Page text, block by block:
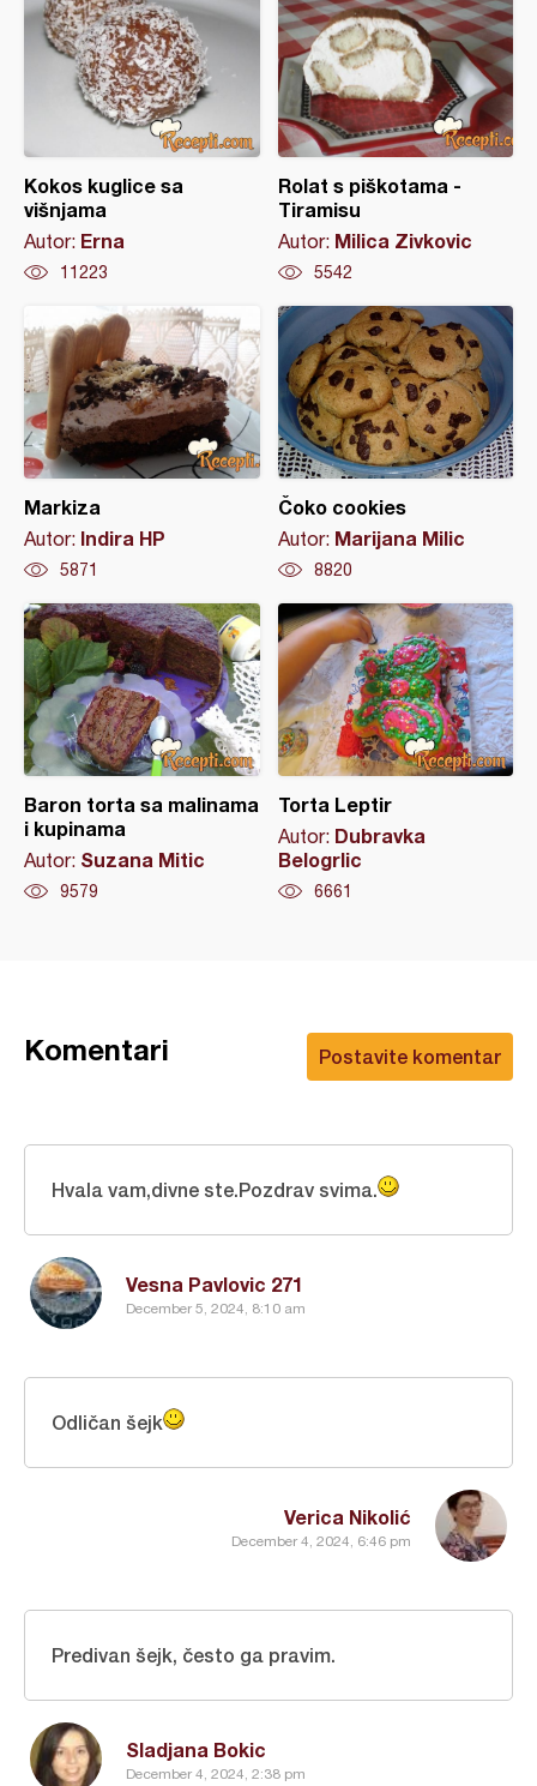
Kokos kuglice sa
višnjama
Autor: Erna
11223
Rolat s piškotama -
Tiramisu
Autor: Milica Zivkovic
5542
Markiza
Autor: Indira HP
5871
Čoko cookies
Autor: Marijana Milic
8820
Baron torta sa malinama
i kupinama
Autor: Suzana Mitic
9579
Torta Leptir
Autor: Dubravka
Belogrlic
6661
Postavite komentar
Komentari
Vesna Pavlovic 271
December 5, 2024, 8:10 am
Hvala vam,divne ste.Pozdrav svima.
Verica Nikolić
December 4, 2024, 6:46 pm
Odličan šejk
Sladjana Bokic
December 4, 2024, 2:38 pm
Predivan šejk, često ga pravim.